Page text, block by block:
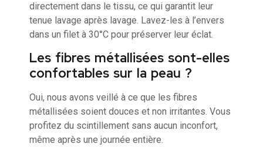
directement dans le tissu, ce qui garantit leur
tenue lavage après lavage. Lavez-les à l’envers
dans un filet à 30°C pour préserver leur éclat.
Les fibres métallisées sont-elles
confortables sur la peau ?
Oui, nous avons veillé à ce que les fibres
métallisées soient douces et non irritantes. Vous
profitez du scintillement sans aucun inconfort,
même après une journée entière.